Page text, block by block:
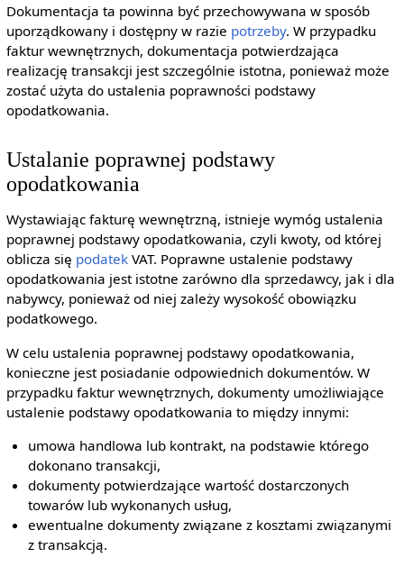
Dokumentacja ta powinna być przechowywana w sposób
uporządkowany i dostępny w razie potrzeby. W przypadku
faktur wewnętrznych, dokumentacja potwierdzająca
realizację transakcji jest szczególnie istotna, ponieważ może
zostać użyta do ustalenia poprawności podstawy
opodatkowania.
Ustalanie poprawnej podstawy
opodatkowania
Wystawiając fakturę wewnętrzną, istnieje wymóg ustalenia
poprawnej podstawy opodatkowania, czyli kwoty, od której
oblicza się podatekVAT. Poprawne ustalenie podstawy
opodatkowania jest istotne zarówno dla sprzedawcy, jak i dla
nabywcy, ponieważ od niej zależy wysokość obowiązku
podatkowego.
W celu ustalenia poprawnej podstawy opodatkowania,
konieczne jest posiadanie odpowiednich dokumentów. W
przypadku faktur wewnętrznych, dokumenty umożliwiające
ustalenie podstawy opodatkowania to między innymi:
umowa handlowa lub kontrakt, na podstawie którego
dokonano transakcji,
dokumenty potwierdzające wartość dostarczonych
towarów lub wykonanych usług,
ewentualne dokumenty związane z kosztami związanymi
z transakcją.